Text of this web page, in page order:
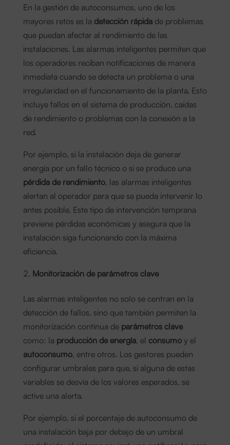
En la gestión de autoconsumos, uno de los
mayores retos es la detección rápidade problemas
que puedan afectar al rendimiento de las
instalaciones. Las alarmas inteligentes permiten que
los operadores reciban notificaciones de manera
inmediata cuando se detecta un problema o una
irregularidad en el funcionamiento de la planta. Esto
incluye fallos en el sistema de producción, caídas
de rendimiento o problemas con la conexión a la
red.
Por ejemplo, si la instalación deja de generar
energía por un fallo técnico o si se produce una
pérdida de rendimiento, las alarmas inteligentes
alertan al operador para que se pueda intervenir lo
antes posible. Este tipo de intervención temprana
previene pérdidas económicas y asegura que la
instalación siga funcionando con la máxima
eficiencia.
Monitorización de parámetros clave
Las alarmas inteligentes no solo se centran en la
detección de fallos, sino que también permiten la
monitorización continua de parámetros clave
como: la producción de energía, el consumoy el
autoconsumo, entre otros. Los gestores pueden
configurar umbrales para que, si alguna de estas
variables se desvía de los valores esperados, se
active una alerta.
Por ejemplo, si el porcentaje de autoconsumo de
una instalación baja por debajo de un umbral